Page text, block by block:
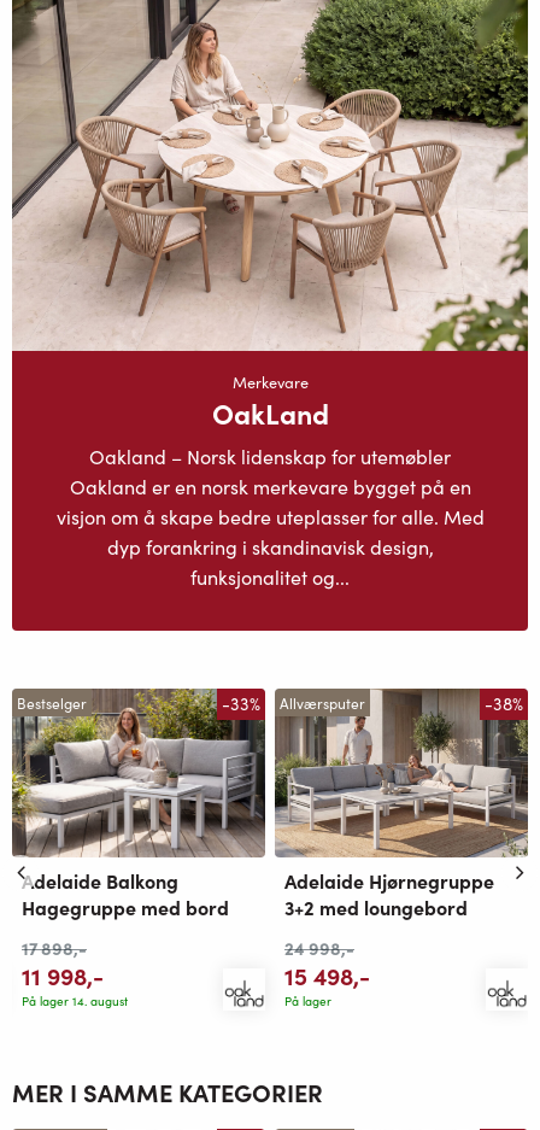
Merkevare
OakLand
Oakland – Norsk lidenskap for utemøbler
Oakland er en norsk merkevare bygget på en
visjon om å skape bedre uteplasser for alle. Med
dyp forankring i skandinavisk design,
funksjonalitet og...
Bestselger -33%
Adelaide Balkong
Hagegruppe med bord
17 898,-
11 998,-
På lager 14. august
Allværsputer -38%
Adelaide Hjørnegruppe
3+2 med loungebord
24 998,-
15 498,-
På lager
MER I SAMME KATEGORIER